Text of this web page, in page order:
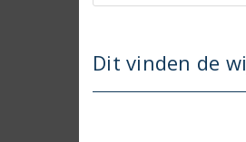
Dit vinden de